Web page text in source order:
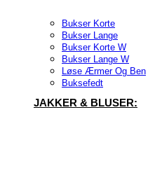
Bukser Korte
Bukser Lange
Bukser Korte W
Bukser Lange W
Løse Ærmer Og Ben
Buksefedt
JAKKER & BLUSER: